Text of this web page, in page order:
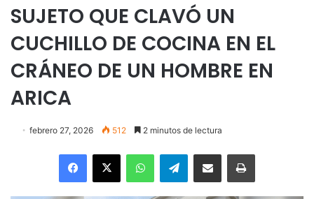
SUJETO QUE CLAVÓ UN
CUCHILLO DE COCINA EN EL
CRÁNEO DE UN HOMBRE EN
ARICA
febrero 27, 2026 512 2 minutos de lectura
Facebook
X WhatsAppTelegramEnviar vía email Imprimir